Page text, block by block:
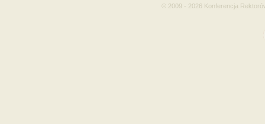
© 2009 - 2026 Konferencja